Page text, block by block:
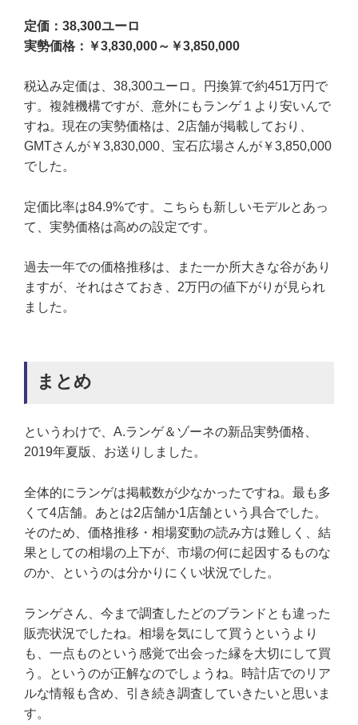
定価：38,300ユーロ
実勢価格：￥3,830,000～￥3,850,000
税込み定価は、38,300ユーロ。円換算で約451万円で
す。複雑機構ですが、意外にもランゲ１より安いんで
すね。現在の実勢価格は、2店舗が掲載しており、
GMTさんが￥3,830,000、宝石広場さんが￥3,850,000
でした。
定価比率は84.9%です。こちらも新しいモデルとあっ
て、実勢価格は高めの設定です。
過去一年での価格推移は、また一か所大きな谷があり
ますが、それはさておき、2万円の値下がりが見られ
ました。
まとめ
というわけで、A.ランゲ＆ゾーネの新品実勢価格、
2019年夏版、お送りしました。
全体的にランゲは掲載数が少なかったですね。最も多
くて4店舗。あとは2店舗か1店舗という具合でした。
そのため、価格推移・相場変動の読み方は難しく、結
果としての相場の上下が、市場の何に起因するものな
のか、というのは分かりにくい状況でした。
ランゲさん、今まで調査したどのブランドとも違った
販売状況でしたね。相場を気にして買うというより
も、一点ものという感覚で出会った縁を大切にして買
う。というのが正解なのでしょうね。時計店でのリア
ルな情報も含め、引き続き調査していきたいと思いま
す。